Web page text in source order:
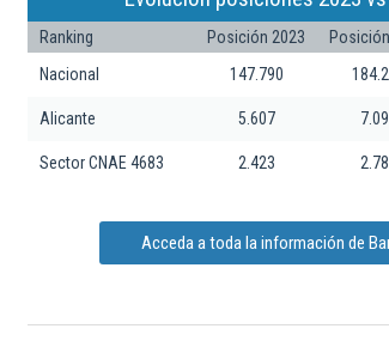
Ranking Posición 2023
Nacional
147.790
Alicante 5.607
Sector CNAE 4683 2.423
Acceda a toda la información de